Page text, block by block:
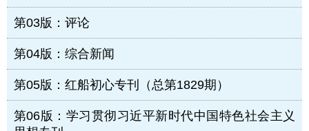
第03版：评论
第04版：综合新闻
第05版：红船初心专刊（总第1829期）
第06版：学习贯彻习近平新时代中国特色社会主义